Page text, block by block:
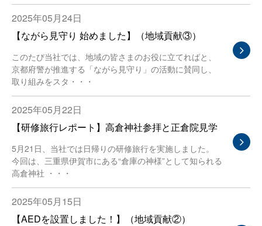
2025年05月24日
【ながら見守り 始めました】（地域貢献③）
このたび当社では、地域の皆さまのお役に立てればと、
京都府警が推進する「ながら見守り」の活動に賛同し、
取り組みをスタ・・・
2025年05月22日
【研修旅行レポート】高倉神社参拝と正倉院見学
5月21日、当社では日帰りの研修旅行を実施しました。
今回は、三重県伊賀市にある“倉庫の神様”として知られる
高倉神社 ・・・
2025年05月15日
【AEDを設置しました！】（地域貢献②）